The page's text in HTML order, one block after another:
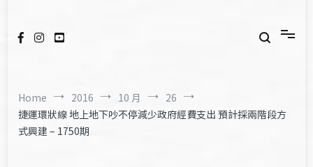
Home 2016 10 月
26
捷運環狀線 地上地下吵不停減少政府經費支出 預計採兩階段方
式興建 – 1750期